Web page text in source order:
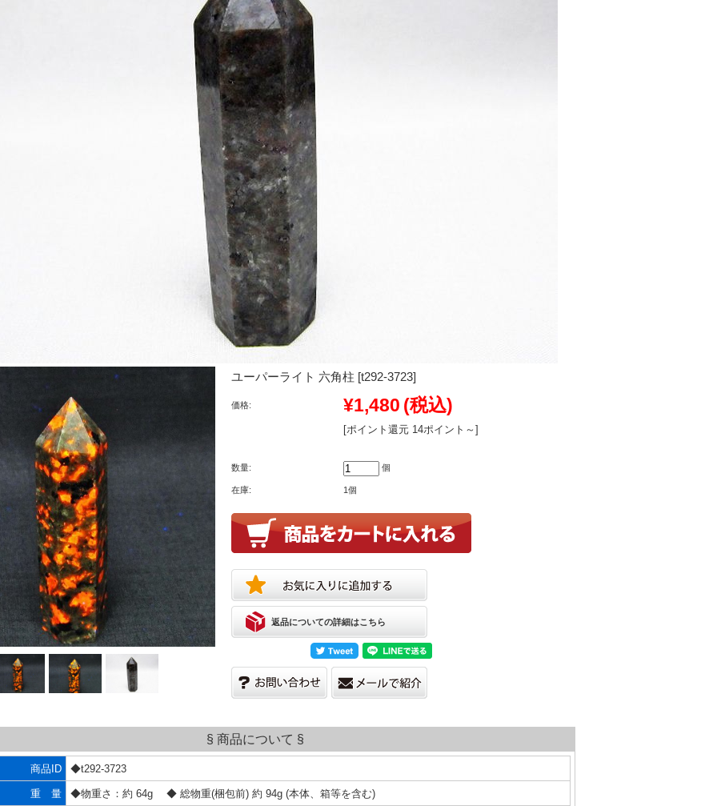
ユーパーライト 六角柱 [t292-3723]
価格: ¥1,480 (税込)
[ポイント還元 14ポイント～]
数量: 個
在庫: 1個
返品についての詳細はこちら
§ 商品について §
商品ID ◆t292-3723
重 量 ◆物重さ：約 64g ◆ 総物重(梱包前) 約 94g (本体、箱等を含む)